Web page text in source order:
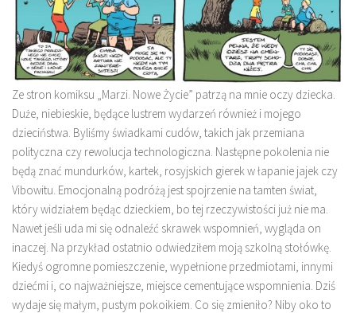
Ze stron komiksu „Marzi. Nowe Życie” patrzą na mnie oczy dziecka.
Duże, niebieskie, będące lustrem wydarzeń również i mojego
dzieciństwa. Byliśmy świadkami cudów, takich jak przemiana
polityczna czy rewolucja technologiczna. Następne pokolenia nie
będą znać mundurków, kartek, rosyjskich gierek w łapanie jajek czy
Vibowitu. Emocjonalną podróżą jest spojrzenie na tamten świat,
który widziałem będąc dzieckiem, bo tej rzeczywistości już nie ma.
Nawet jeśli uda mi się odnaleźć skrawek wspomnień, wygląda on
inaczej. Na przykład ostatnio odwiedziłem moją szkolną stołówkę.
Kiedyś ogromne pomieszczenie, wypełnione przedmiotami, innymi
dziećmi i, co najważniejsze, miejsce cementujące wspomnienia. Dziś
wydaje się małym, pustym pokoikiem. Co się zmieniło? Niby oko to